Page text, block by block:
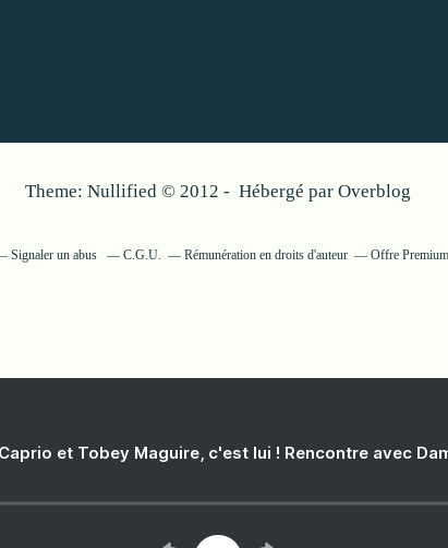
Theme: Nullified © 2012 - Hébergé par Overblog
Signaler un abus C.G.U. Rémunération en droits d'auteur Offre Premium
et Tobey Maguire, c'est lui ! Rencontre avec